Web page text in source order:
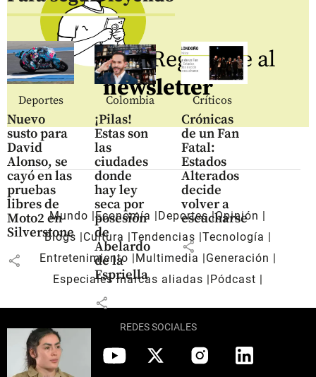
Deportes
Nuevo
susto para
David
Alonso, se
cayó en las
pruebas
libres de
Moto2 en
Silverstone
share
Colombia
¡Pilas!
Estas son
las
ciudades
donde
hay ley
seca por
posesión
de
Abelardo
de la
Espriella
share
Críticos
Crónicas
de un Fan
Fatal:
Estados
Alterados
decide
volver a
escucharse
share
Regístrate al
newsletter
Mundo Economía Deportes Opinión
Blogs
Cultura Tendencias Tecnología
Entretenimiento
Multimedia
Generación
Especiales marcas aliadas
Pódcast
REDES SOCIALES